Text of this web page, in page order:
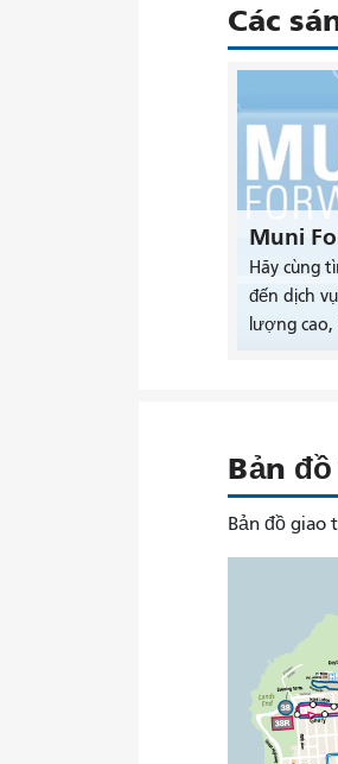
Các
Muni
Hãy cùng
đến dịch
lượng
Bản
Bản đồ giao